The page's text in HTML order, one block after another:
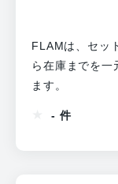
FLAMは、セッ
ら在庫までを一
ます。
- 件